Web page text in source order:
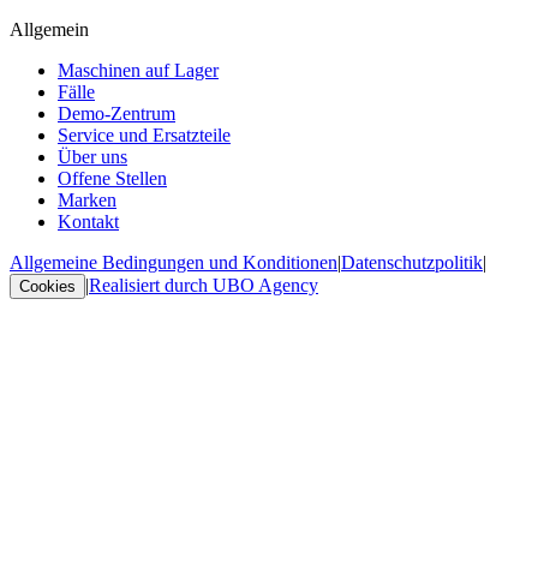
Allgemein
Maschinen auf Lager
Fälle
Demo-Zentrum
Service und Ersatzteile
Über uns
Offene Stellen
Marken
Kontakt
Allgemeine Bedingungen und Konditionen|Datenschutzpolitik|
Cookies |Realisiert durch UBO Agency